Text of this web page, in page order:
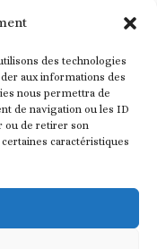
des technologies
aux informations des
nous permettra de
de navigation ou les ID
ou de retirer son
caractéristiques
pour but d’intégrer
en promouvant
maternelle.